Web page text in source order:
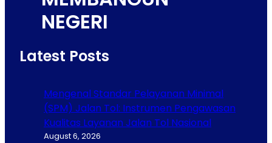
NEGERI
Latest Posts
Mengenal Standar Pelayanan Minimal
(SPM) Jalan Tol: Instrumen Pengawasan
Kualitas Layanan Jalan Tol Nasional
August 6, 2026